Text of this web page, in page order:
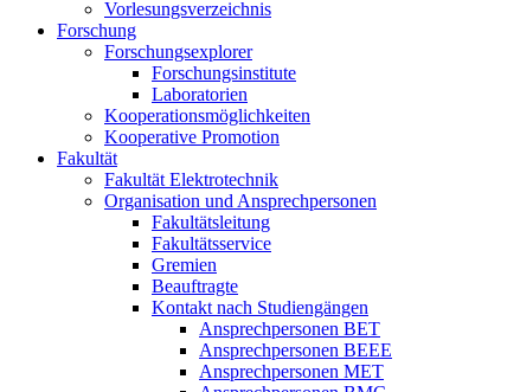
Vorlesungsverzeichnis
Forschung
Forschungsexplorer
Forschungsinstitute
Laboratorien
Kooperationsmöglichkeiten
Kooperative Promotion
Fakultät
Fakultät Elektrotechnik
Organisation und Ansprechpersonen
Fakultätsleitung
Fakultätsservice
Gremien
Beauftragte
Kontakt nach Studiengängen
Ansprechpersonen BET
Ansprechpersonen BEEE
Ansprechpersonen MET